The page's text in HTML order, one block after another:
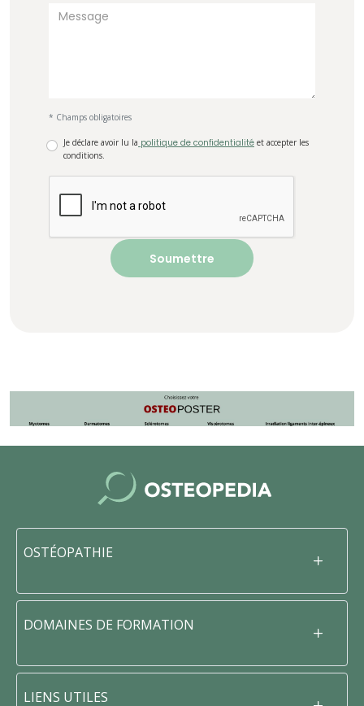
* Champs obligatoires
Je déclare avoir lu la politique de confidentialité et accepter les
conditions.
OSTÉOPATHIE
DOMAINES DE FORMATION
LIENS UTILES